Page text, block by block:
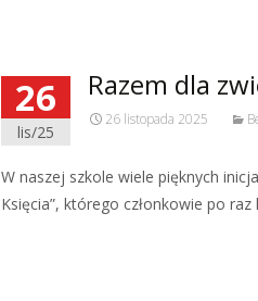
26
lis/25
Razem dla
26 listopada 2025
W naszej szkole wiele pięknych
Księcia”, którego członkowie po